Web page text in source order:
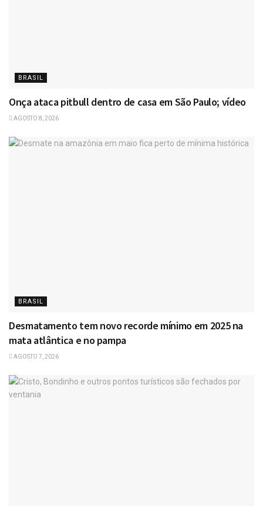
BRASIL
Onça ataca pitbull dentro de casa em São Paulo; vídeo
AGOSTO 8, 2026
BRASIL
Desmatamento tem novo recorde mínimo em 2025 na
mata atlântica e no pampa
AGOSTO 7, 2026